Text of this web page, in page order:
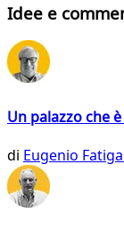
Idee e
Un palazzo che
di Eugenio